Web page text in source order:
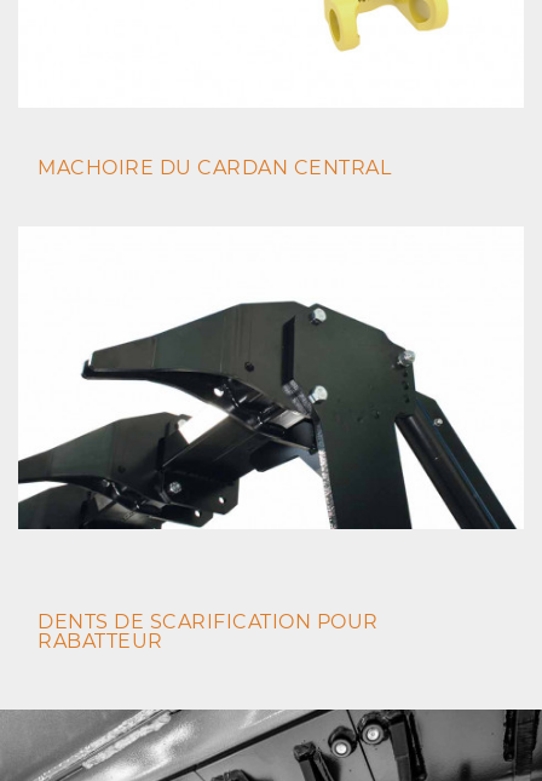
MACHOIRE DU CARDAN CENTRAL
DENTS DE SCARIFICATION POUR
RABATTEUR